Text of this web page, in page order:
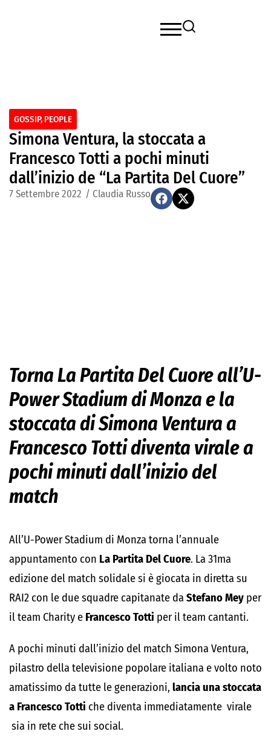
GOSSIP, PEOPLE
Simona Ventura, la stoccata a
Francesco Totti a pochi minuti
dall’inizio de “La Partita Del Cuore”
7 Settembre 2022 / Claudia Russo
Torna La Partita Del Cuore all’U-
Power Stadium di Monza e la
stoccata di Simona Ventura a
Francesco Totti diventa virale a
pochi minuti dall’inizio del
match
All’U-Power Stadium di Monza torna l’annuale
appuntamento con La Partita Del Cuore. La 31ma
edizione del match solidale si è giocata in diretta su
RAI2 con le due squadre capitanate da Stefano Mey per
il team Charity e Francesco Totti per il team cantanti.
A pochi minuti dall’inizio del match Simona Ventura,
pilastro della televisione popolare italiana e volto noto
amatissimo da tutte le generazioni, lancia una stoccata
a Francesco Totti che diventa immediatamente virale
sia in rete che sui social.